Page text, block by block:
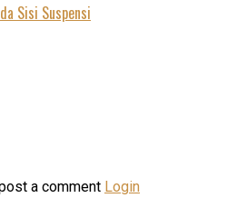
Sisi Suspensi
a comment Login